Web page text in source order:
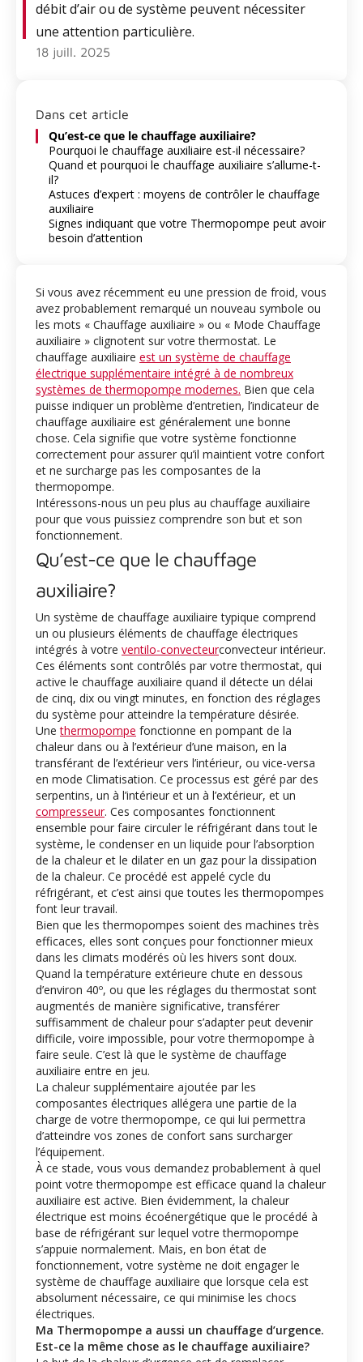
débit d’air ou de système peuvent nécessiter
une attention particulière.
18 juill. 2025
Dans cet article
Qu’est-ce que le chauffage auxiliaire?
Pourquoi le chauffage auxiliaire est-il nécessaire?
Quand et pourquoi le chauffage auxiliaire s’allume-t-
il?
Astuces d’expert : moyens de contrôler le chauffage
auxiliaire
Signes indiquant que votre Thermopompe peut avoir
besoin d’attention
Si vous avez récemment eu une pression de froid, vous
avez probablement remarqué un nouveau symbole ou
les mots « Chauffage auxiliaire » ou « Mode Chauffage
auxiliaire » clignotent sur votre thermostat. Le
chauffage auxiliaire est un système de chauffage
électrique supplémentaire intégré à de nombreux
systèmes de thermopompe modernes. Bien que cela
puisse indiquer un problème d’entretien, l’indicateur de
chauffage auxiliaire est généralement une bonne
chose. Cela signifie que votre système fonctionne
correctement pour assurer qu’il maintient votre confort
et ne surcharge pas les composantes de la
thermopompe.
Intéressons-nous un peu plus au chauffage auxiliaire
pour que vous puissiez comprendre son but et son
fonctionnement.
Qu’est-ce que le chauffage
auxiliaire?
Un système de chauffage auxiliaire typique comprend
un ou plusieurs éléments de chauffage électriques
intégrés à votre ventilo-convecteurconvecteur intérieur.
Ces éléments sont contrôlés par votre thermostat, qui
active le chauffage auxiliaire quand il détecte un délai
de cinq, dix ou vingt minutes, en fonction des réglages
du système pour atteindre la température désirée.
Unethermopompe fonctionne en pompant de la
chaleur dans ou à l’extérieur d’une maison, en la
transférant de l’extérieur vers l’intérieur, ou vice-versa
en mode Climatisation. Ce processus est géré par des
serpentins, un à l’intérieur et un à l’extérieur, et un
compresseur. Ces composantes fonctionnent
ensemble pour faire circuler le réfrigérant dans tout le
système, le condenser en un liquide pour l’absorption
de la chaleur et le dilater en un gaz pour la dissipation
de la chaleur. Ce procédé est appelé cycle du
réfrigérant, et c’est ainsi que toutes les thermopompes
font leur travail.
Bien que les thermopompes soient des machines très
efficaces, elles sont conçues pour fonctionner mieux
dans les climats modérés où les hivers sont doux.
Quand la température extérieure chute en dessous
d’environ 40º, ou que les réglages du thermostat sont
augmentés de manière significative, transférer
suffisamment de chaleur pour s’adapter peut devenir
difficile, voire impossible, pour votre thermopompe à
faire seule. C’est là que le système de chauffage
auxiliaire entre en jeu.
La chaleur supplémentaire ajoutée par les
composantes électriques allégera une partie de la
charge de votre thermopompe, ce qui lui permettra
d’atteindre vos zones de confort sans surcharger
l’équipement.
À ce stade, vous vous demandez probablement à quel
point votre thermopompe est efficace quand la chaleur
auxiliaire est active. Bien évidemment, la chaleur
électrique est moins écoénergétique que le procédé à
base de réfrigérant sur lequel votre thermopompe
s’appuie normalement. Mais, en bon état de
fonctionnement, votre système ne doit engager le
système de chauffage auxiliaire que lorsque cela est
absolument nécessaire, ce qui minimise les chocs
électriques.
Ma Thermopompe a aussi un chauffage d’urgence.
Est-ce la même chose as le chauffage auxiliaire?